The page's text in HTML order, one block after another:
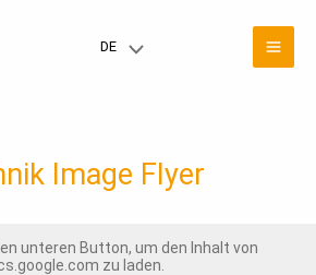
DEMenü
Image Flyer
unteren Button, um den Inhalt von
zu laden.